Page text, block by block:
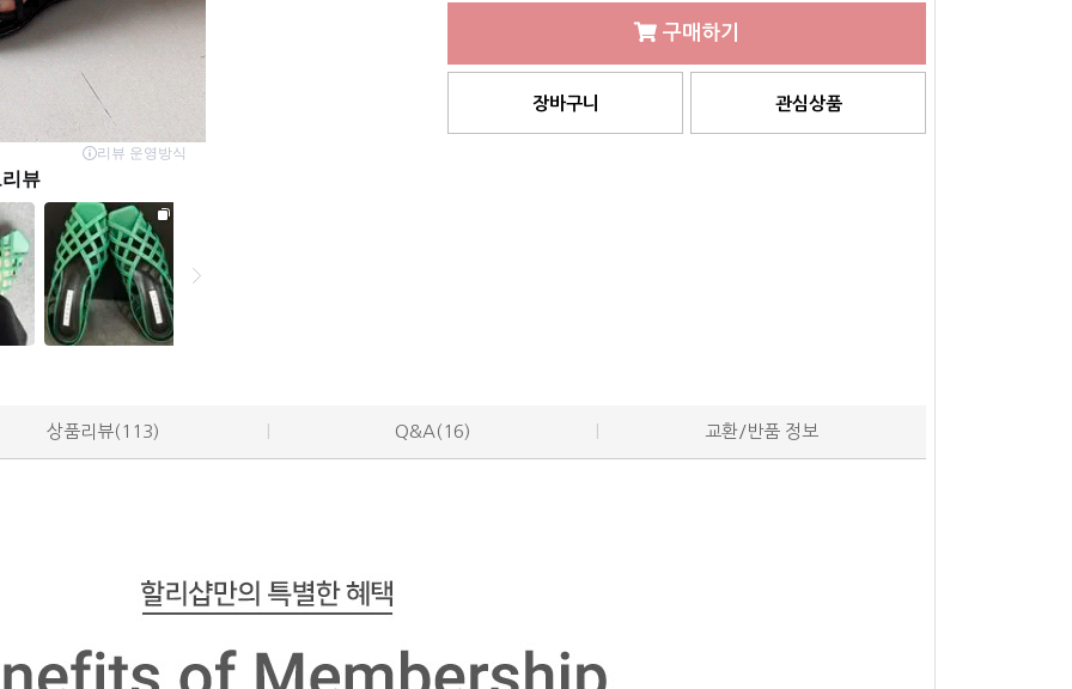
구매하기
장바구니 관심상품
상품리뷰(113) Q&A(16) 교환/반품 정보